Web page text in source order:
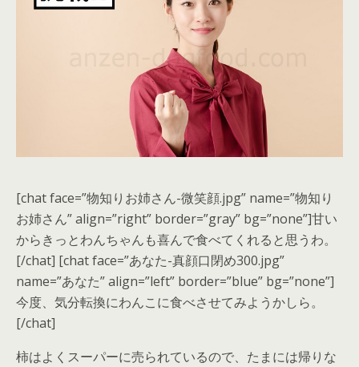
[chat face=”物知りお姉さん-微笑顔.jpg” name=”物知り
お姉さん” align=”right” border=”gray” bg=”none”]甘い
からきっとわんちゃんも喜んで食べてくれると思うわ。
[/chat] [chat face=”あなた-真顔口閉め300.jpg”
name=”あなた” align=”left” border=”blue” bg=”none”]
今度、気分転換にわんこに食べさせてみようかしら。
[/chat]
柿はよくスーパーに売られているので、たまには帰りな